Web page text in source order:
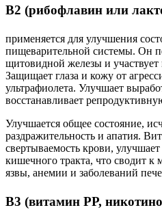
В2 (рибофлавин или
применяется для улучшения
пищеварительной системы. Он
щитовидной железы и
Защищает глаза и кожу от
ультрафиолета. Улучшает
восстанавливает
Улучшается общее состояние,
раздражительность и апатия.
свертываемость крови,
кишечного тракта, что сводит к
язвы, анемии и заболеваний
В3 (витамин РР,